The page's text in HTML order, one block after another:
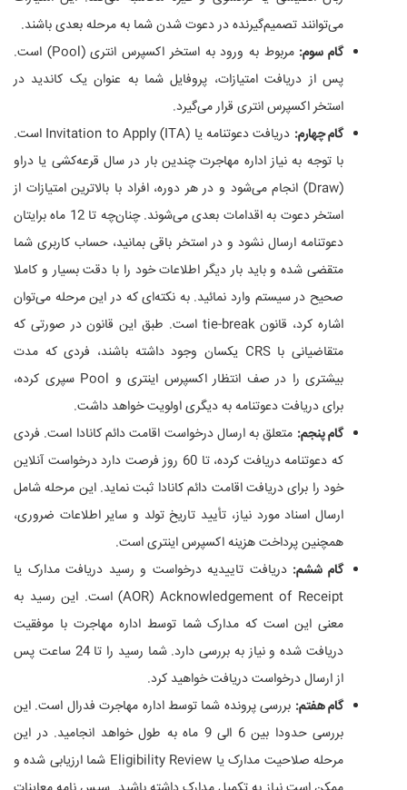
می‌توانند تصمیم‌گیرنده در دعوت شدن شما به مرحله بعدی باشند.
گام سوم:
مربوط به ورود به استخر اکسپرس انتری (Pool) است.
پس از دریافت امتیازات، پروفایل شما به عنوان یک کاندید در
استخر اکسپرس انتری قرار می‌گیرد.
گام چهارم:
دریافت دعوتنامه یا Invitation to Apply (ITA) است.
با توجه به نیاز اداره مهاجرت چندین بار در سال قرعه‌کشی یا دراو
(Draw) انجام می‌شود و در هر دوره، افراد با بالاترین امتیازات از
استخر دعوت به اقدامات بعدی می‌شوند. چنان‌چه تا 12 ماه برایتان
دعوتنامه ارسال نشود و در استخر باقی بمانید، حساب کاربری شما
متقضی شده و باید بار دیگر اطلاعات خود را با دقت بسیار و کاملا
صحیح در سیستم وارد نمائید. به نکته‌ای که در این مرحله می‌توان
اشاره کرد، قانون tie-break است. طبق این قانون در صورتی که
متقاضیانی با CRS یکسان وجود داشته باشند، فردی که مدت
بیشتری را در صف انتظار اکسپرس اینتری و Pool سپری کرده،
برای دریافت دعوتنامه به دیگری اولویت خواهد داشت.
گام پنجم: متعلق به ارسال درخواست اقامت دائم کانادا است. فردی
که دعوتنامه دریافت کرده، تا 60 روز فرصت دارد درخواست آنلاین
خود را برای دریافت اقامت دائم کانادا ثبت نماید. این مرحله شامل
ارسال اسناد مورد نیاز، تأیید تاریخ تولد و سایر اطلاعات ضروری،
همچنین پرداخت هزینه اکسپرس اینتری است.
گام ششم: دریافت تاییدیه درخواست و رسید دریافت مدارک یا
AOR) Acknowledgement of Receipt) است. این رسید به
معنی این است که مدارک شما توسط اداره مهاجرت با موفقیت
دریافت شده و نیاز به بررسی دارد. شما رسید را تا 24 ساعت پس
از ارسال درخواست دریافت خواهید کرد.
گام هفتم: بررسی پرونده شما توسط اداره مهاجرت فدرال است. این
بررسی حدودا بین 6 الی 9 ماه به طول خواهد انجامید. در این
مرحله صلاحیت مدارک یا Eligibility Review شما ارزیابی شده و